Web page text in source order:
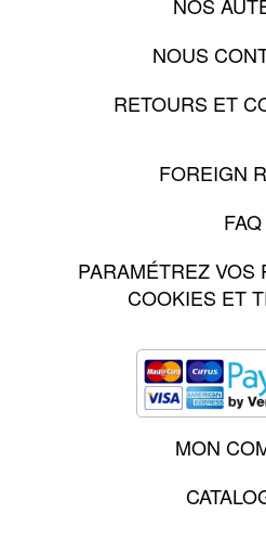
NOUS
RETOURS ET
FOREIGN
FAQ
PARAMÉTREZ VOS
COOKIES ET
MON